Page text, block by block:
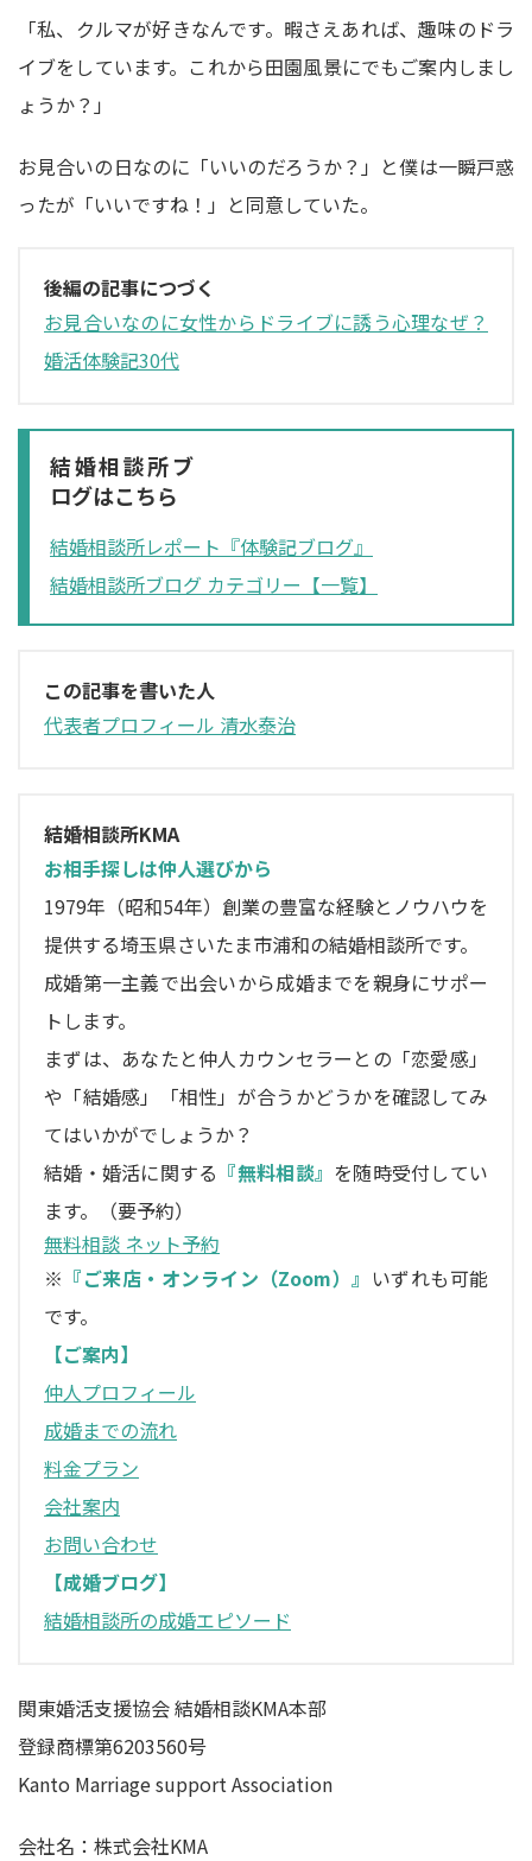
「私、クルマが好きなんです。暇さえあれば、趣味のドラ
イブをしています。これから田園風景にでもご案内しまし
ょうか？」
お見合いの日なのに「いいのだろうか？」と僕は一瞬戸惑
ったが「いいですね！」と同意していた。
後編の記事につづく
お見合いなのに女性からドライブに誘う心理なぜ？
婚活体験記30代
結婚相談所ブ
ログはこちら
結婚相談所レポート『体験記ブログ』
結婚相談所ブログ カテゴリー【一覧】
この記事を書いた人
代表者プロフィール 清水泰治
結婚相談所KMA
お相手探しは仲人選びから
1979年（昭和54年）創業の豊富な経験とノウハウを
提供する埼玉県さいたま市浦和の結婚相談所です。
成婚第一主義で出会いから成婚までを親身にサポー
トします。
まずは、あなたと仲人カウンセラーとの「恋愛感」
や「結婚感」「相性」が合うかどうかを確認してみ
てはいかがでしょうか？
結婚・婚活に関する 『無料相談』 を随時受付してい
ます。（要予約）
無料相談 ネット予約
※ 『ご来店・オンライン（Zoom）』 いずれも可能
です。
【ご案内】
仲人プロフィール
成婚までの流れ
料金プラン
会社案内
お問い合わせ
【成婚ブログ】
結婚相談所の成婚エピソード
関東婚活支援協会 結婚相談KMA本部
登録商標第6203560号
Kanto Marriage support Association
会社名：株式会社KMA